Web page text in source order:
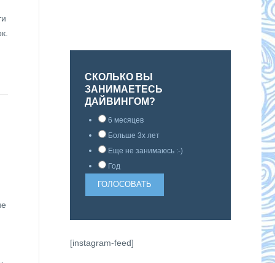
СКОЛЬКО ВЫ
ЗАНИМАЕТЕСЬ
ДАЙВИНГОМ?
6 месяцев
Больше 3х лет
Еще не занимаюсь :-)
Год
[instagram-feed]